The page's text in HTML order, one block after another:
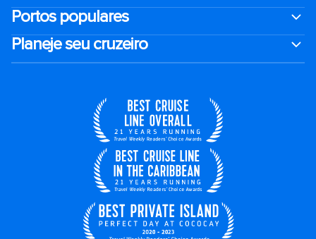
Portos populares
Planeje seu cruzeiro